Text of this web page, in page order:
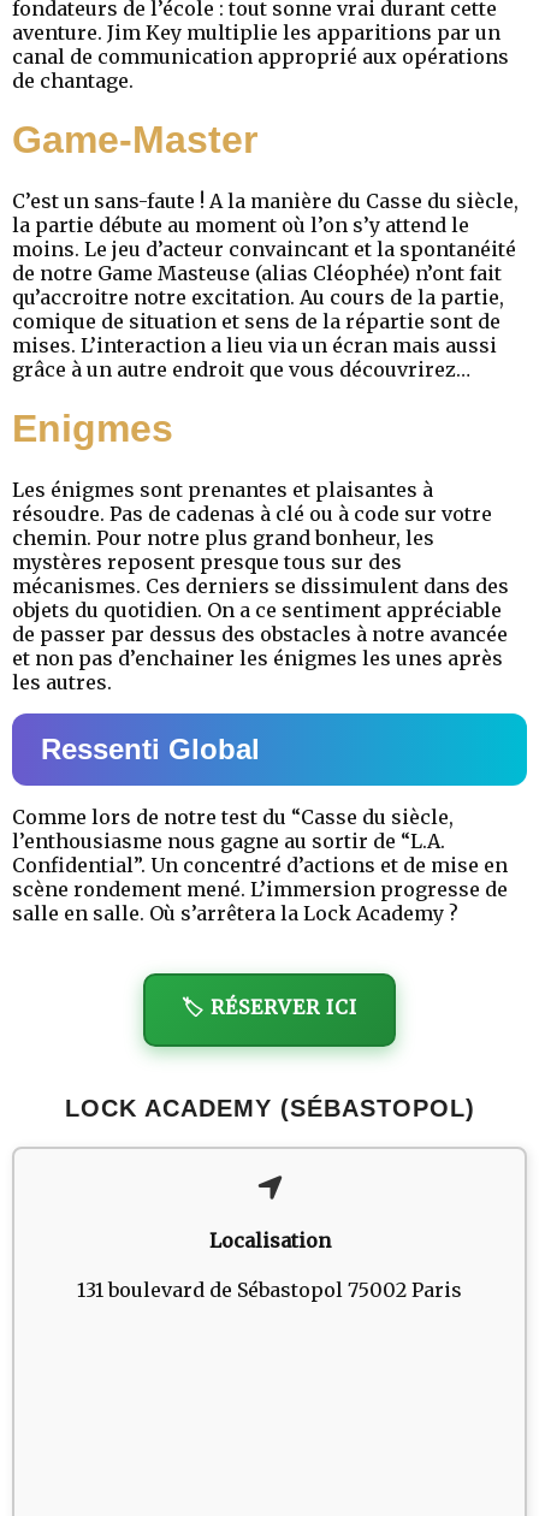
fondateurs de l’école : tout sonne vrai durant cette
aventure. Jim Key multiplie les apparitions par un
canal de communication approprié aux opérations
de chantage.
Game-Master
C’est un sans-faute ! A la manière du Casse du siècle,
la partie débute au moment où l’on s’y attend le
moins. Le jeu d’acteur convaincant et la spontanéité
de notre Game Masteuse (alias Cléophée) n’ont fait
qu’accroitre notre excitation. Au cours de la partie,
comique de situation et sens de la répartie sont de
mises. L’interaction a lieu via un écran mais aussi
grâce à un autre endroit que vous découvrirez…
Enigmes
Les énigmes sont prenantes et plaisantes à
résoudre. Pas de cadenas à clé ou à code sur votre
chemin. Pour notre plus grand bonheur, les
mystères reposent presque tous sur des
mécanismes. Ces derniers se dissimulent dans des
objets du quotidien. On a ce sentiment appréciable
de passer par dessus des obstacles à notre avancée
et non pas d’enchainer les énigmes les unes après
les autres.
Ressenti Global
Comme lors de notre test du “Casse du siècle,
l’enthousiasme nous gagne au sortir de “L.A.
Confidential”. Un concentré d’actions et de mise en
scène rondement mené. L’immersion progresse de
salle en salle. Où s’arrêtera la Lock Academy ?
🏷️ RÉSERVER ICI
LOCK ACADEMY (SÉBASTOPOL)
Localisation
131 boulevard de Sébastopol 75002 Paris